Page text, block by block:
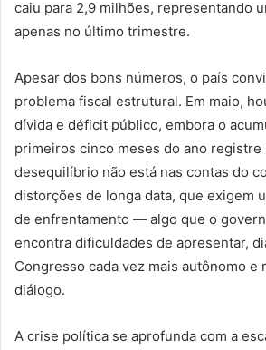
caiu para 2,9 milhões, representando
apenas no último trimestre.
Apesar dos bons números, o país
problema fiscal estrutural. Em maio,
dívida e déficit público, embora o
primeiros cinco meses do ano registre
desequilíbrio não está nas contas do
distorções de longa data, que exigem
de enfrentamento — algo que o
encontra dificuldades de apresentar,
Congresso cada vez mais autônomo e
diálogo.
A crise política se aprofunda com a